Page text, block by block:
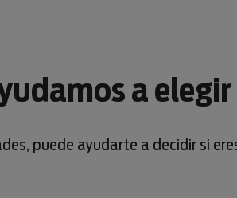
a
puede ayudarte a decidir si